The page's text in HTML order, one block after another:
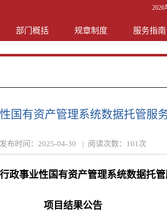
2026
部门概括 规章制度 服务指南
国有资产管理系统数据托管服
发布时间： 2025-04-30 | 阅读次数： 101 次
政事业性国有资产管理系统数据托
项目结果公告